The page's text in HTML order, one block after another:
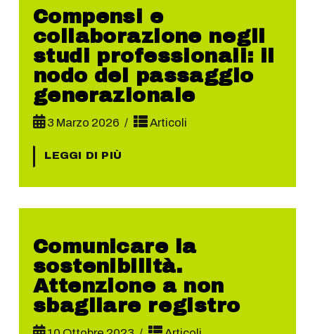
Compensi e
collaborazione negli
studi professionali: il
nodo del passaggio
generazionale
3 Marzo 2026 Articoli
LEGGI DI PIÙ
Comunicare la
sostenibilità.
Attenzione a non
sbagliare registro